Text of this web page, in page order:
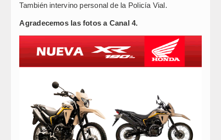
También intervino personal de la Policía Vial.
Agradecemos las fotos a Canal 4.